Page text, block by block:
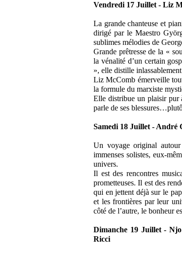
Vendredi 17 Juillet - Liz
La grande chanteuse et
dirigé par le Maestro
sublimes mélodies de
Grande prêtresse de la «
la vénalité d’un certain
», elle distille
Liz McComb émerveille
la formule du marxiste
Elle distribue un plaisir pur
parle de ses
Samedi 18 Juillet - André
Un voyage original
immenses solistes, eux-
univers.
Il est des rencontres
prometteuses. Il est des
qui en jettent déjà sur le
et les frontières par leur
côté de l’autre, le bonheur
Dimanche 19 Juillet -
Ricci